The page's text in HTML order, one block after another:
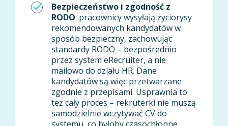
Bezpieczeństwo i zgodność z
RODO: pracownicy wysyłają życiorysy
rekomendowanych kandydatów w
sposób bezpieczny, zachowując
standardy RODO – bezpośrednio
przez system eRecruiter, a nie
mailowo do działu HR. Dane
kandydatów są więc przetwarzane
zgodnie z przepisami. Usprawnia to
też cały proces – rekruterki nie muszą
samodzielnie wczytywać CV do
systemu, co byłoby czasochłonne.